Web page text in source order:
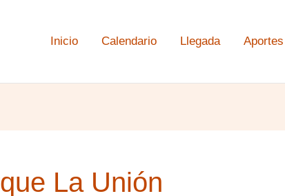
Inicio Calendario Llegada Aportes
La Unión